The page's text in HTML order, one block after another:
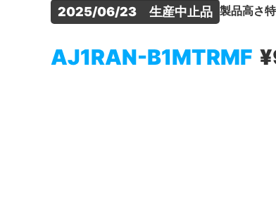
2025/06/23　生産中止品 製品高さ
AJ1RAN-B1MTRMF